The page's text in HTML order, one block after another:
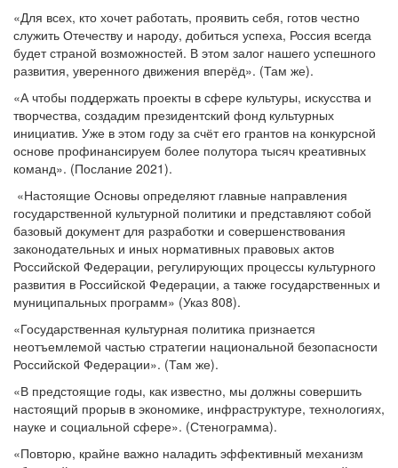
«Для всех, кто хочет работать, проявить себя, готов честно
служить Отечеству и народу, добиться успеха, Россия всегда
будет страной возможностей. В этом залог нашего успешного
развития, уверенного движения вперёд». (Там же).
«А чтобы поддержать проекты в сфере культуры, искусства и
творчества, создадим президентский фонд культурных
инициатив. Уже в этом году за счёт его грантов на конкурсной
основе профинансируем более полутора тысяч креативных
команд». (Послание 2021).
«Настоящие Основы определяют главные направления
государственной культурной политики и представляют собой
базовый документ для разработки и совершенствования
законодательных и иных нормативных правовых актов
Российской Федерации, регулирующих процессы культурного
развития в Российской Федерации, а также государственных и
муниципальных программ» (Указ 808).
«Государственная культурная политика признается
неотъемлемой частью стратегии национальной безопасности
Российской Федерации». (Там же).
«В предстоящие годы, как известно, мы должны совершить
настоящий прорыв в экономике, инфраструктуре, технологиях,
науке и социальной сфере». (Стенограмма).
«Повторю, крайне важно наладить эффективный механизм